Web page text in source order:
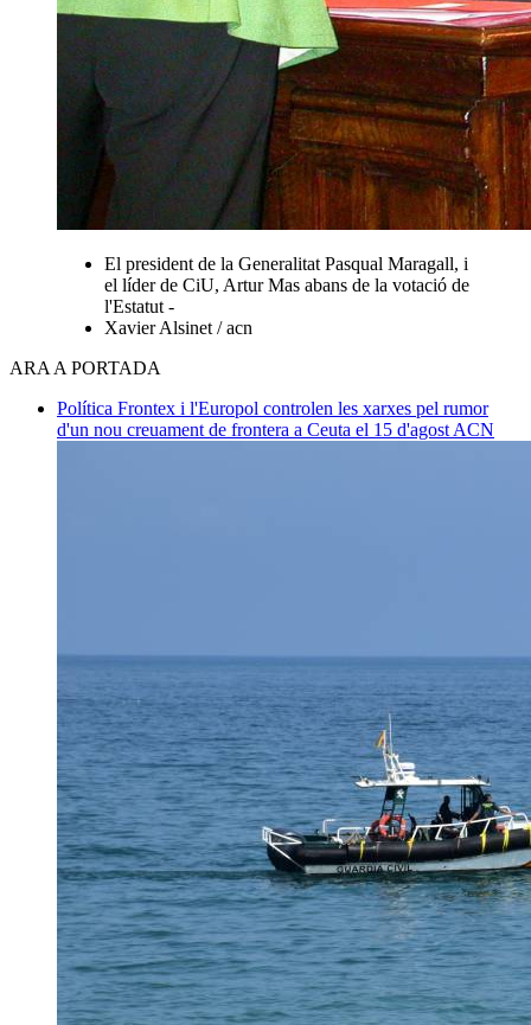
El president de la Generalitat Pasqual Maragall, i
el líder de CiU, Artur Mas abans de la votació de
l'Estatut -
Xavier Alsinet / acn
ARA A PORTADA
Política Frontex i l'Europol controlen les xarxes pel rumor
d'un nou creuament de frontera a Ceuta el 15 d'agost ACN